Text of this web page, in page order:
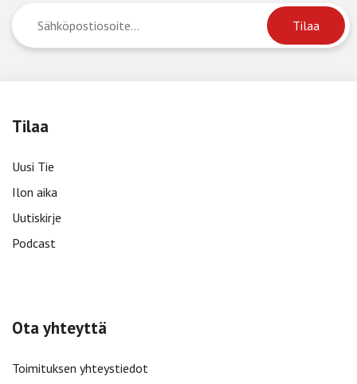
Tilaa
Uusi Tie
Ilon aika
Uutiskirje
Podcast
Ota yhteyttä
Toimituksen yhteystiedot